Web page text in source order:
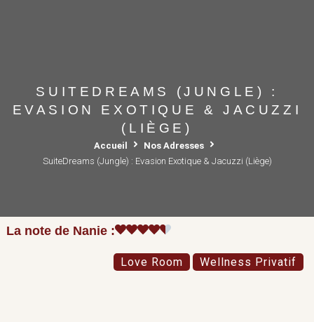
SUITEDREAMS (JUNGLE) :
EVASION EXOTIQUE & JACUZZI
(LIÈGE)
Accueil
Nos Adresses
SuiteDreams (Jungle) : Evasion Exotique & Jacuzzi (Liège)
La note de Nanie :
Love Room Wellness Privatif